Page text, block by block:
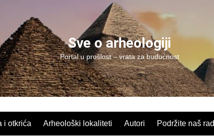
Sve o arheologiji
Portal u prošlost – vrata za budućnost
i otkrića Arheološki lokaliteti Autori Podržite naš rad